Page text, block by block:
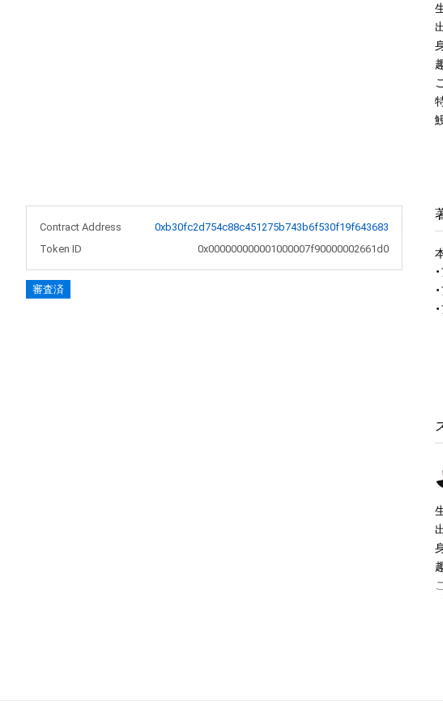
Contract Address
0xb30fc2d754c88c451275b743b6f530f19f643683
Token ID
0x000000000001000007f90000002661d0
審査済
(